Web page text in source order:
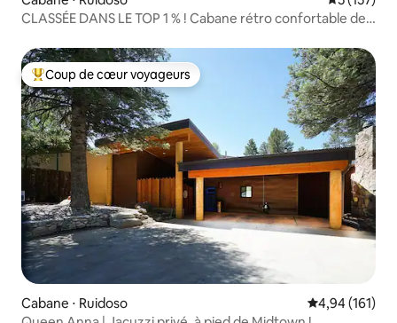
CLASSÉE DANS LE TOP 1 % ! Cabane rétro confortable de
Coups de cœur voyageurs les plus appréciés
Coup de cœur voyageurs
Cabane ⋅ Ruidoso Évaluation
4,94 (161)